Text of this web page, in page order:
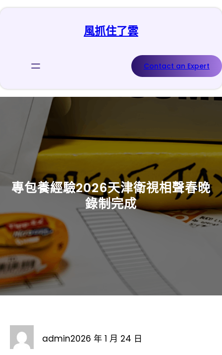
跳
風抓住了雲
Contact an Expert
專包養經驗2026天津衛視相聲春晚
錄制完成
admin2026 年 1 月 24 日